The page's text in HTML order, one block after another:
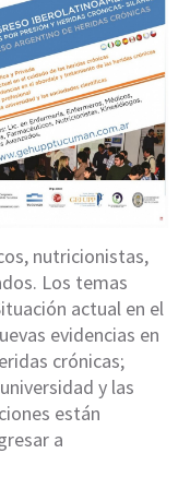
nutricionistas,
Los temas
actual en el
evidencias en
crónicas;
y las
están
a